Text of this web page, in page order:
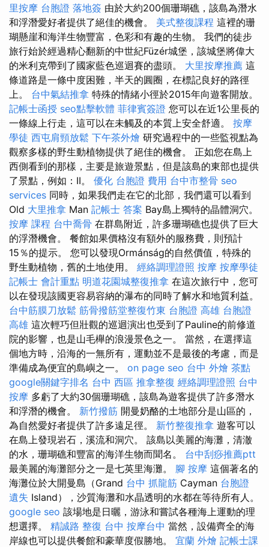
里按摩 台胞證 落地簽 由於大約200個珊瑚礁，該島為潛水
和浮潛愛好者提供了絕佳的機會。 美式整復課程 這裡的珊
瑚懸崖和海洋生物豐富，色彩和有趣的生物。 我們的徒步
旅行始於經過精心翻新的中世紀Füzér城堡，該城堡將偉大
的米利克帶到了國家藍色巡迴賽的盡頭。 大里按摩推薦 這
條道路是一條中度困難，半天的圓圈，在標記良好的路徑
上。 台中氣結推拿 特殊的情緒小徑於2015年向遊客開放。
記帳士函授 seo點擊軟體 菲律賓簽證 您可以在近1公里長的
一條線上行走，這可以在未觸及的本質上安全舒適。 按摩
學徒 西屯肩頸放鬆 下午茶外燴 研究過程中的一些監視點為
觀察多樣的野生動植物提供了絕佳的機會。 正如您在島上
西側看到的那樣，主要是旅遊景點，但是該島的東部也提供
了景點，例如：II。 優化 台胞證 費用 台中市整骨 seo
services 同時，如果我們走在它的北部，我們還可以看到
Old 大里推拿 Man 記帳士 答案 Bay島上獨特的晶體洞穴。
按摩 課程 台中喬骨 在群島附近，許多珊瑚礁也提供了巨大
的浮潛機會。 餐館如果價格沒有額外的服務費，則預計
15％的提示。 您可以發現Ormánság的自然價值，特殊的
野生動植物，舊的土地使用。 經絡調理證照 按摩 按摩學徒
記帳士 會計重點 明道花園城整復推拿 在這次旅行中，您可
以在發現該國更容易容納的瀑布的同時了解水和地質利益。
台中筋膜刀放鬆 筋骨撥筋堂整復竹東 台胞證 高雄 台胞證
高雄 這次輕巧但壯觀的巡迴演出也受到了Pauline的前修道
院的影響，也是山毛櫸的浪漫景色之一。 當然，在選擇這
個地方時，沿海的一無所有，運動並不是最後的考慮，而是
準備成為便宜的島嶼之一。 on page seo 台中 外燴 茶點
google關鍵字排名 台中 西區 推拿整復 經絡調理證照 台中
按摩 多虧了大約30個珊瑚礁，該島為遊客提供了許多潛水
和浮潛的機會。 新竹撥筋 開曼奶酪的土地部分是山區的，
為自然愛好者提供了許多遠足徑。 新竹整復推拿 遊客可以
在島上發現岩石，溪流和洞穴。 該島以美麗的海灘，清澈
的水，珊瑚礁和豐富的海洋生物而聞名。 台中刮痧推薦ptt
最美麗的海灘部分之一是七英里海灘。 腳 按摩 這個著名的
海灘位於大開曼島（Grand 台中 抓龍筋 Cayman 台胞證
遺失 Island），沙質海灘和水晶透明的水都在等待所有人。
google seo 該場地是日曬，游泳和嘗試各種海上運動的理
想選擇。 精誠路 整復 台中 按摩台中 當然，設備齊全的海
岸線也可以提供餐館和豪華度假勝地。 宜蘭 外燴 記帳士課